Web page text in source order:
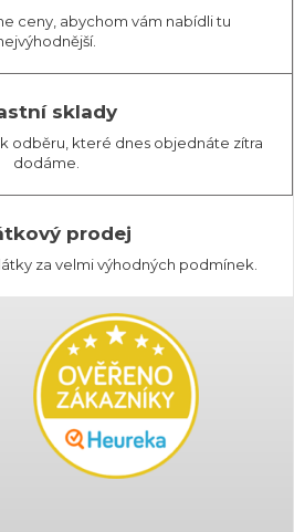
ceny, abychom vám nabídli tu
sklady
odběru, které dnes objednáte zítra
dodáme.
prodej
za velmi výhodných podmínek.